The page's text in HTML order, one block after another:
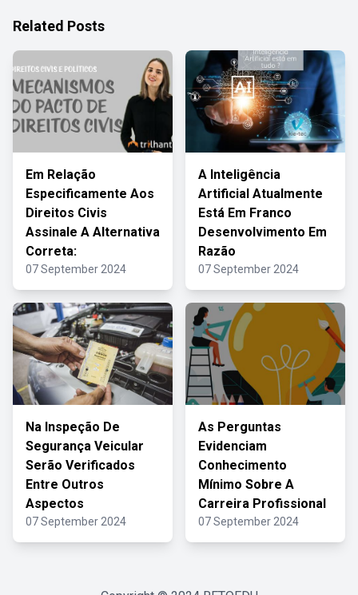
Related Posts
Em Relação
Especificamente Aos
Direitos Civis
Assinale A Alternativa
Correta:
07 September 2024
A Inteligência
Artificial Atualmente
Está Em Franco
Desenvolvimento Em
Razão
07 September 2024
Na Inspeção De
Segurança Veicular
Serão Verificados
Entre Outros
Aspectos
07 September 2024
As Perguntas
Evidenciam
Conhecimento
Mínimo Sobre A
Carreira Profissional
07 September 2024